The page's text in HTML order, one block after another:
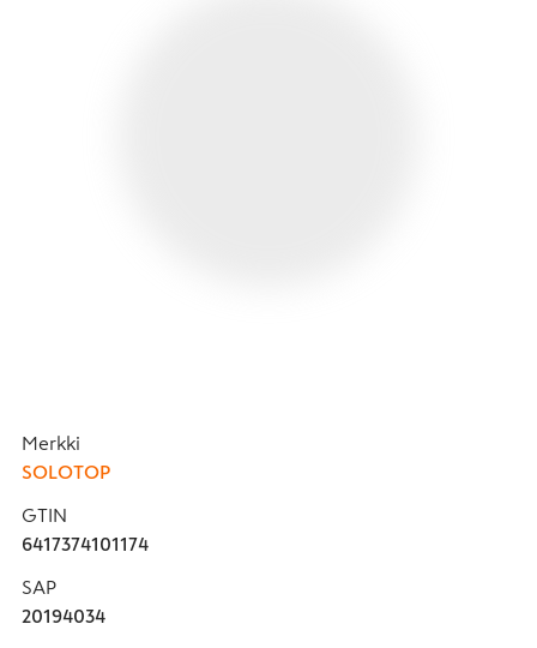
Merkki
SOLOTOP
GTIN
6417374101174
SAP
20194034